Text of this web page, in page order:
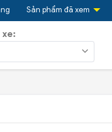
Sản phẩm đã xem
xe: